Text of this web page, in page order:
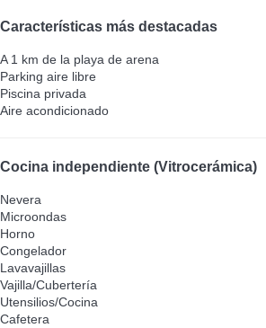
Características más destacadas
A 1 km de la playa de arena
Parking aire libre
Piscina privada
Aire acondicionado
Cocina independiente (Vitrocerámica)
Nevera
Microondas
Horno
Congelador
Lavavajillas
Vajilla/Cubertería
Utensilios/Cocina
Cafetera